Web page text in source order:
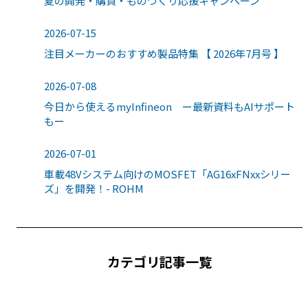
2026-07-15
注目メーカーのおすすめ製品特集 【 2026年7月号 】
2026-07-08
今日から使えるmyInfineon ー最新資料もAIサポート
もー
2026-07-01
車載48Vシステム向けのMOSFET「AG16xFNxxシリー
ズ」を開発！- ROHM
カテゴリ記事一覧